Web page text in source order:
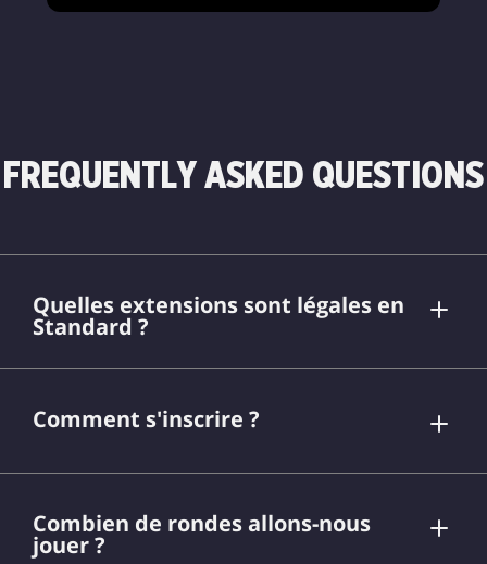
FREQUENTLY ASKED QUESTIONS
Quelles extensions sont légales en
Standard ?
Comment s'inscrire ?
Combien de rondes allons-nous
jouer ?